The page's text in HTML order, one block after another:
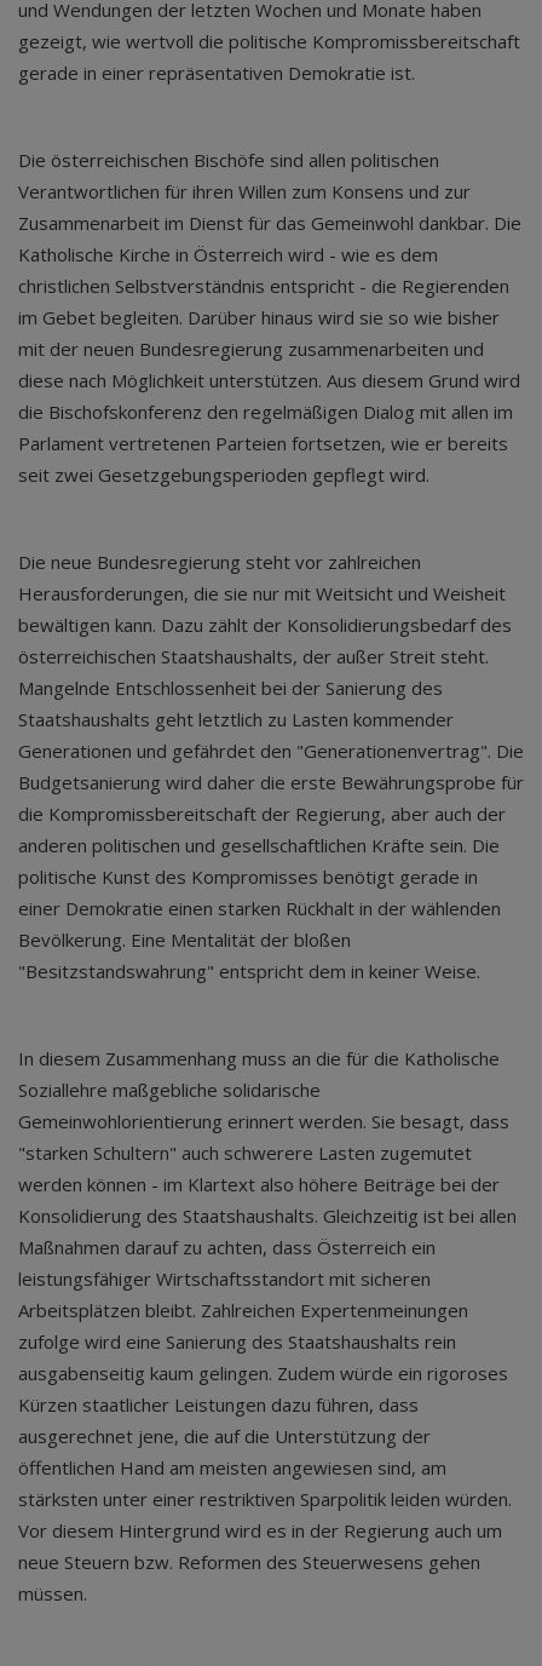
und Wendungen der letzten Wochen und Monate haben
gezeigt, wie wertvoll die politische Kompromissbereitschaft
gerade in einer repräsentativen Demokratie ist.
Die österreichischen Bischöfe sind allen politischen
Verantwortlichen für ihren Willen zum Konsens und zur
Zusammenarbeit im Dienst für das Gemeinwohl dankbar. Die
Katholische Kirche in Österreich wird - wie es dem
christlichen Selbstverständnis entspricht - die Regierenden
im Gebet begleiten. Darüber hinaus wird sie so wie bisher
mit der neuen Bundesregierung zusammenarbeiten und
diese nach Möglichkeit unterstützen. Aus diesem Grund wird
die Bischofskonferenz den regelmäßigen Dialog mit allen im
Parlament vertretenen Parteien fortsetzen, wie er bereits
seit zwei Gesetzgebungsperioden gepflegt wird.
Die neue Bundesregierung steht vor zahlreichen
Herausforderungen, die sie nur mit Weitsicht und Weisheit
bewältigen kann. Dazu zählt der Konsolidierungsbedarf des
österreichischen Staatshaushalts, der außer Streit steht.
Mangelnde Entschlossenheit bei der Sanierung des
Staatshaushalts geht letztlich zu Lasten kommender
Generationen und gefährdet den "Generationenvertrag". Die
Budgetsanierung wird daher die erste Bewährungsprobe für
die Kompromissbereitschaft der Regierung, aber auch der
anderen politischen und gesellschaftlichen Kräfte sein. Die
politische Kunst des Kompromisses benötigt gerade in
einer Demokratie einen starken Rückhalt in der wählenden
Bevölkerung. Eine Mentalität der bloßen
"Besitzstandswahrung" entspricht dem in keiner Weise.
In diesem Zusammenhang muss an die für die Katholische
Soziallehre maßgebliche solidarische
Gemeinwohlorientierung erinnert werden. Sie besagt, dass
"starken Schultern" auch schwerere Lasten zugemutet
werden können - im Klartext also höhere Beiträge bei der
Konsolidierung des Staatshaushalts. Gleichzeitig ist bei allen
Maßnahmen darauf zu achten, dass Österreich ein
leistungsfähiger Wirtschaftsstandort mit sicheren
Arbeitsplätzen bleibt. Zahlreichen Expertenmeinungen
zufolge wird eine Sanierung des Staatshaushalts rein
ausgabenseitig kaum gelingen. Zudem würde ein rigoroses
Kürzen staatlicher Leistungen dazu führen, dass
ausgerechnet jene, die auf die Unterstützung der
öffentlichen Hand am meisten angewiesen sind, am
stärksten unter einer restriktiven Sparpolitik leiden würden.
Vor diesem Hintergrund wird es in der Regierung auch um
neue Steuern bzw. Reformen des Steuerwesens gehen
müssen.